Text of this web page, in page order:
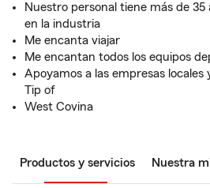
Nuestro personal tiene más de 35
en la industria
Me encanta viajar
Me encantan todos los equipos
Apoyamos a las empresas locales
Tip of
West Covina
Productos y servicios Nuestra